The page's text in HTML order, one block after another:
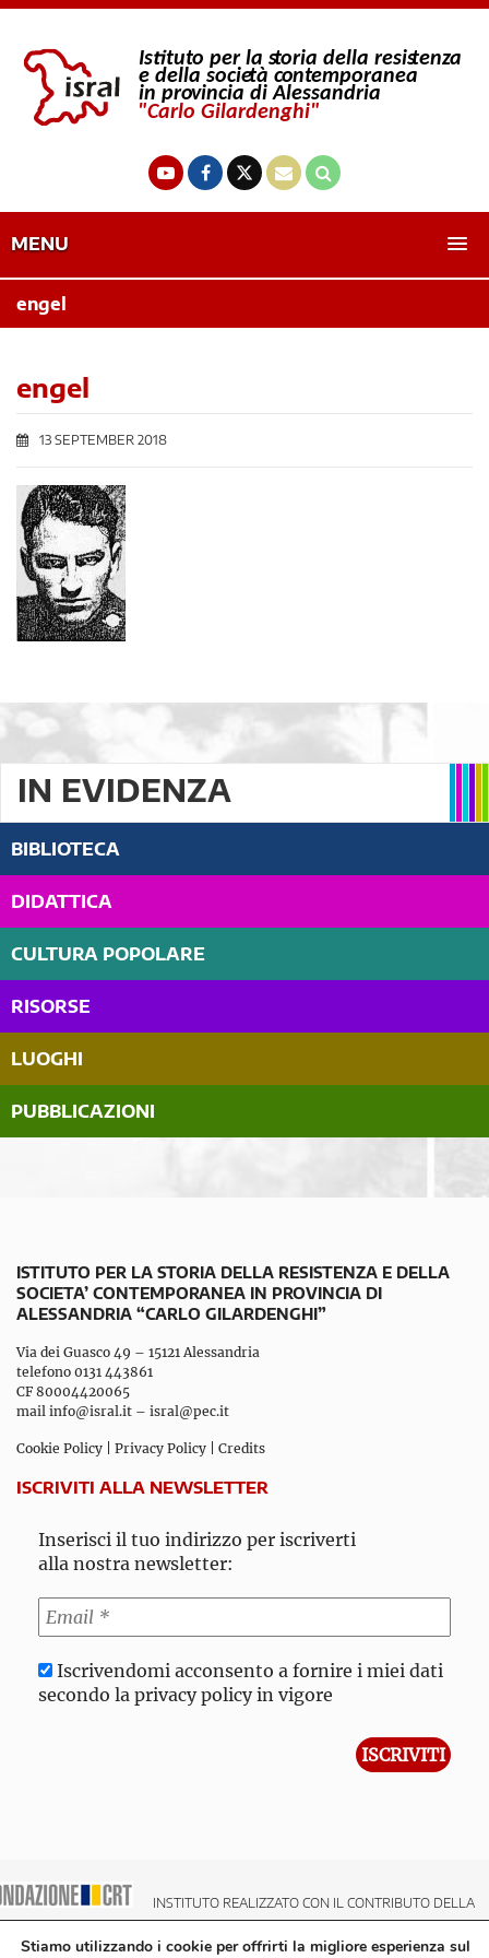
MENU
engel
engel
13 SEPTEMBER 2018
IN EVIDENZA
BIBLIOTECA
DIDATTICA
CULTURA POPOLARE
RISORSE
LUOGHI
PUBBLICAZIONI
ISTITUTO PER LA STORIA DELLA RESISTENZA E DELLA
SOCIETA’ CONTEMPORANEA IN PROVINCIA DI
ALESSANDRIA “CARLO GILARDENGHI”
Via dei Guasco 49 – 15121 Alessandria
telefono 0131 443861
CF 80004420065
mail info@isral.it – isral@pec.it
Cookie Policy Privacy Policy Credits
ISCRIVITI ALLA NEWSLETTER
Inserisci il tuo indirizzo per iscriverti
alla nostra newsletter:
Iscrivendomi acconsento a fornire i miei dati
secondo la privacy policy in vigore
INSTITUTO REALIZZATO CON IL CONTRIBUTO DELLA
Stiamo utilizzando i cookie per offrirti la migliore esperienza sul